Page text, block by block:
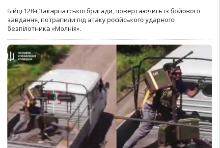
Бійці 128-ї Закарпатської бригади, повертаючись із бойового
завдання, потрапили під атаку російського ударного
безпілотника «Молнія».